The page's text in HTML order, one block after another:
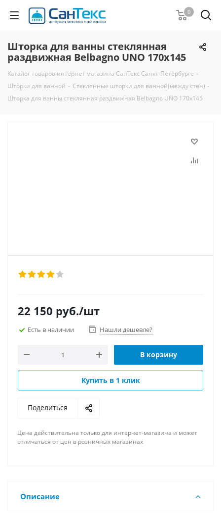
0
Шторка для ванны стеклянная
раздвижная Belbagno UNO 170x145
Каталог товаров интернет магазина СанТекс Санкт-Петербурге -
Шторки для ванной - Стеклянные шторки для ванной(между стен) -
Шторка для ванны стеклянная раздвижная Belbagno UNO 170x145
22 150 руб./шт
Есть в наличии Нашли дешевле?
В корзину
Купить в 1 клик
Поделиться
Цена действительна только для интернет-магазина и может
отличаться от цен в розничных магазинах
Описание